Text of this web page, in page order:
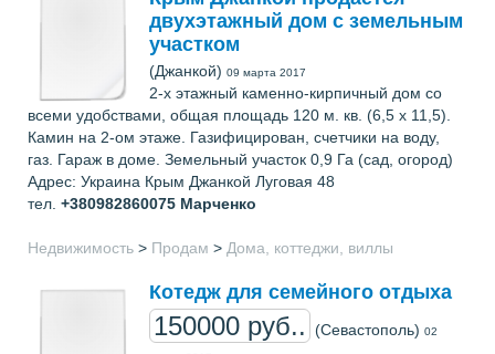
двухэтажный дом с земельным
участком
(Джанкой) 09 марта 2017
2-х этажный каменно-кирпичный дом со
всеми удобствами, общая площадь 120 м. кв. (6,5 х 11,5).
Камин на 2-ом этаже. Газифицирован, счетчики на воду,
газ. Гараж в доме. Земельный участок 0,9 Га (сад, огород)
Адрес: Украина Крым Джанкой Луговая 48
тел. +380982860075 Марченко
Недвижимость > Продам > Дома, коттеджи, виллы
Котедж для семейного отдыха
150000 руб.. (Севастополь) 02